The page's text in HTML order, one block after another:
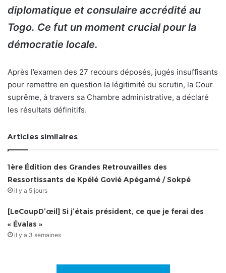
diplomatique et consulaire accrédité au
Togo. Ce fut un moment crucial pour la
démocratie locale.
Après l’examen des 27 recours déposés, jugés insuffisants
pour remettre en question la légitimité du scrutin, la Cour
suprême, à travers sa Chambre administrative, a déclaré
les résultats définitifs.
Articles similaires
1ère Édition des Grandes Retrouvailles des
Ressortissants de Kpélé Govié Apégamé / Sokpé
il y a 5 jours
[LeCoupD’œil] Si j’étais président, ce que je ferai des
« Évalas »
il y a 3 semaines